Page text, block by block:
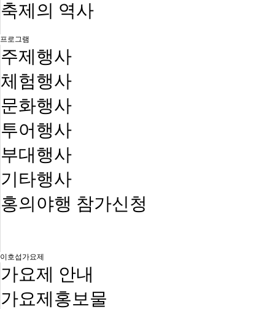
축제의 역사
프로그램
주제행사
체험행사
문화행사
투어행사
부대행사
기타행사
홍의야행 참가신청
이호섭가요제
가요제 안내
가요제홍보물